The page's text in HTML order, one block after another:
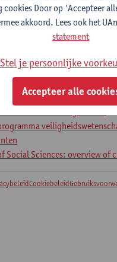
in de
in de politieke wetenschappen
in de sociologie
English
of Social-Economic Sciences
Social Sciences: overview of
Cookiebeleid
cookies Door op 'Accepteer
akkoord. Lees ook het
statement
Stel je persoonlijke
Accepteer alle